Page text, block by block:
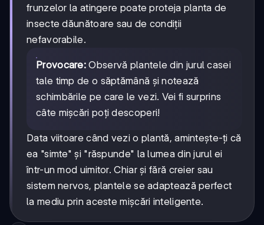
frunzelor la atingere poate proteja planta de
insecte dăunătoare sau de condiții
nefavorabile.
Provocare: Observă plantele din jurul casei
tale timp de o săptămână și notează
schimbările pe care le vezi. Vei fi surprins
câte mișcări poți descoperi!
Data viitoare când vezi o plantă, amintește-ți că
ea "simte" și "răspunde" la lumea din jurul ei
într-un mod uimitor. Chiar și fără creier sau
sistem nervos, plantele se adaptează perfect
la mediu prin aceste mișcări inteligente.